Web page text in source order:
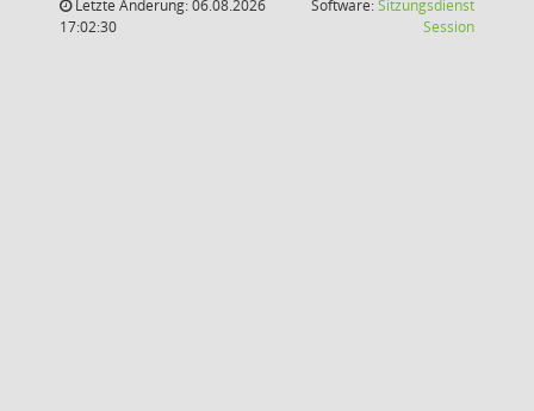
Letzte Änderung: 06.08.2026
17:02:30
Software:Sitzungsdienst
Session(Wird in